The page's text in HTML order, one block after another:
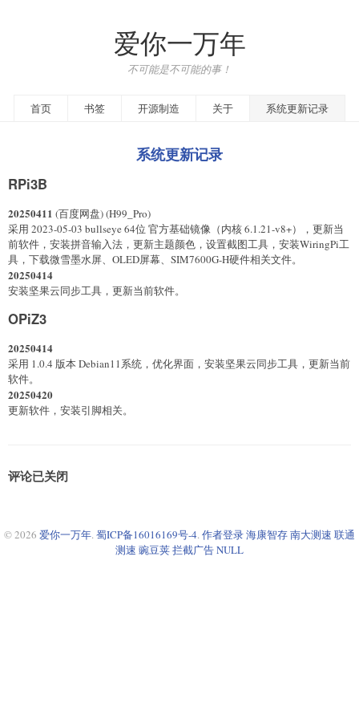
爱你一万年
不可能是不可能的事！
首页 书签 开源制造 关于 系统更新记录
系统更新记录
RPi3B
20250411 (百度网盘) (H99_Pro)
采用 2023-05-03 bullseye 64位 官方基础镜像（内核 6.1.21-v8+），更新当
前软件，安装拼音输入法，更新主题颜色，设置截图工具，安装WiringPi工
具，下载微雪墨水屏、OLED屏幕、SIM7600G-H硬件相关文件。
20250414
安装坚果云同步工具，更新当前软件。
OPiZ3
20250414
采用 1.0.4 版本 Debian11系统，优化界面，安装坚果云同步工具，更新当前
软件。
20250420
更新软件，安装引脚相关。
评论已关闭
© 2026 爱你一万年. 蜀ICP备16016169号-4. 作者登录海康智存南大测速 联通
测速 豌豆荚拦截广告NULL